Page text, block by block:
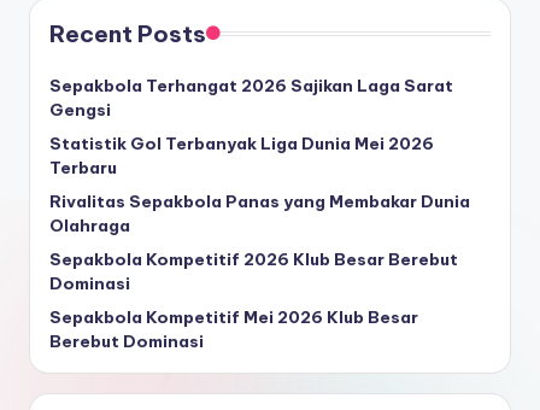
Recent Posts
Sepakbola Terhangat 2026 Sajikan Laga Sarat
Gengsi
Statistik Gol Terbanyak Liga Dunia Mei 2026
Terbaru
Rivalitas Sepakbola Panas yang Membakar Dunia
Olahraga
Sepakbola Kompetitif 2026 Klub Besar Berebut
Dominasi
Sepakbola Kompetitif Mei 2026 Klub Besar
Berebut Dominasi